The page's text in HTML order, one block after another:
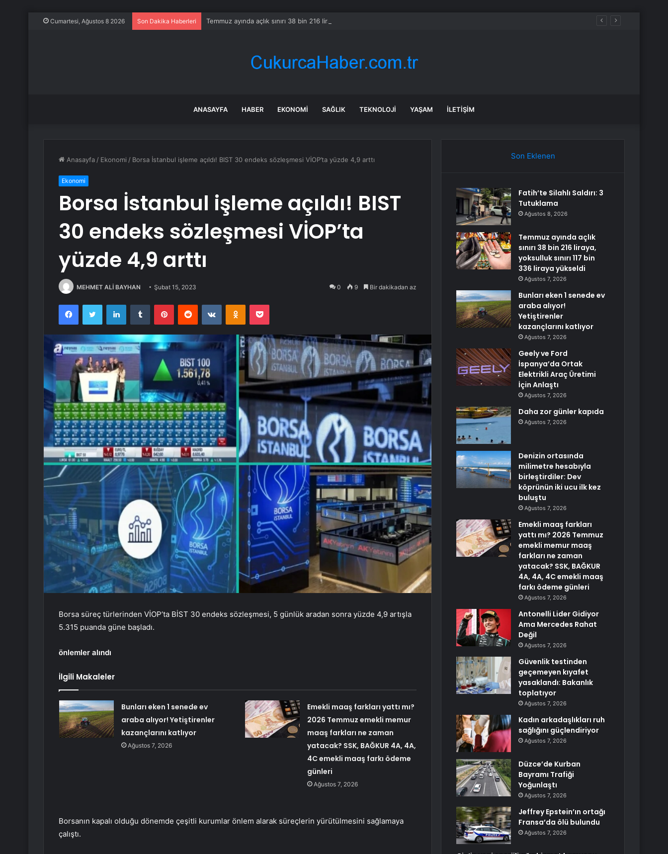
Cumartesi, Ağustos 8 2026 Son Dakika Haberleri Temmuz ayında açlık sınırı 38 bin 216 liraya, yoksulluk sınırı 117 bin 336 liraya yükseldi
ANASAYFA HABER EKONOMI SAĞLIK TEKNOLOJI YAŞAM İLETIŞIM
Anasayfa / Ekonomi / Borsa İstanbul işleme açıldı! BIST 30 endeks sözleşmesi VİOP’ta yüzde 4,9 arttı
Ekonomi
Borsa İstanbul işleme açıldı! BIST
30 endeks sözleşmesi VİOP’ta
yüzde 4,9 arttı
MEHMET ALİ BAYHAN Şubat 15, 2023 0 9 Bir dakikadan az
FacebookTwitter LinkedInTumblr PinterestReddit VKontakteOdnoklassniki
Pocket
Borsa süreç türlerinden VİOP’ta BİST 30 endeks sözleşmesi, 5 günlük aradan sonra yüzde 4,9 artışla
5.315 puanda güne başladı.
önlemler alındı
İlgili Makaleler
Bunları eken 1 senede ev
araba alıyor! Yetiştirenler
kazançlarını katlıyor
Ağustos 7, 2026
Emekli maaş farkları yattı mı?
2026 Temmuz emekli memur
maaş farkları ne zaman
yatacak? SSK, BAĞKUR 4A, 4A,
4C emekli maaş farkı ödeme
günleri
Ağustos 7, 2026
Borsanın kapalı olduğu dönemde çeşitli kurumlar önlem alarak süreçlerin yürütülmesini sağlamaya
çalıştı.
Son Eklenen
Fatih’te Silahlı Saldırı: 3
Tutuklama
Ağustos 8, 2026
Temmuz ayında açlık
sınırı 38 bin 216 liraya,
yoksulluk sınırı 117 bin
336 liraya yükseldi
Ağustos 7, 2026
Bunları eken 1 senede ev
araba alıyor!
Yetiştirenler
kazançlarını katlıyor
Ağustos 7, 2026
Geely ve Ford
İspanya’da Ortak
Elektrikli Araç Üretimi
İçin Anlaştı
Ağustos 7, 2026
Daha zor günler kapıda
Ağustos 7, 2026
Denizin ortasında
milimetre hesabıyla
birleştirdiler: Dev
köprünün iki ucu ilk kez
buluştu
Ağustos 7, 2026
Emekli maaş farkları
yattı mı? 2026 Temmuz
emekli memur maaş
farkları ne zaman
yatacak? SSK, BAĞKUR
4A, 4A, 4C emekli maaş
farkı ödeme günleri
Ağustos 7, 2026
Antonelli Lider Gidiyor
Ama Mercedes Rahat
Değil
Ağustos 7, 2026
Güvenlik testinden
geçemeyen kıyafet
yasaklandı: Bakanlık
toplatıyor
Ağustos 7, 2026
Kadın arkadaşlıkları ruh
sağlığını güçlendiriyor
Ağustos 7, 2026
Düzce’de Kurban
Bayramı Trafiği
Yoğunlaştı
Ağustos 7, 2026
Jeffrey Epstein’ın ortağı
Fransa’da ölü bulundu
Ağustos 7, 2026